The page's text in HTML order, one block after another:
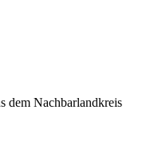
dem Nachbarlandkreis